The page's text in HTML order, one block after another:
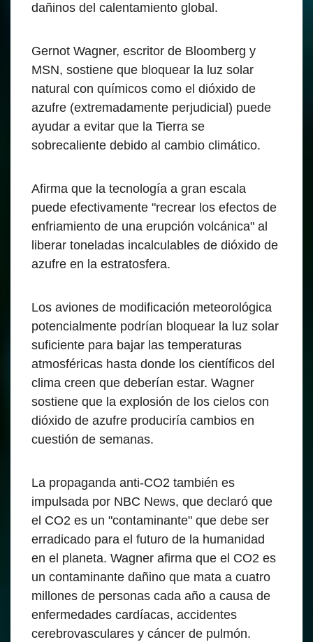
dañinos del calentamiento global.
Gernot Wagner, escritor de Bloomberg y
MSN, sostiene que bloquear la luz solar
natural con químicos como el dióxido de
azufre (extremadamente perjudicial) puede
ayudar a evitar que la Tierra se
sobrecaliente debido al cambio climático.
Afirma que la tecnología a gran escala
puede efectivamente "recrear los efectos de
enfriamiento de una erupción volcánica" al
liberar toneladas incalculables de dióxido de
azufre en la estratosfera.
Los aviones de modificación meteorológica
potencialmente podrían bloquear la luz solar
suficiente para bajar las temperaturas
atmosféricas hasta donde los científicos del
clima creen que deberían estar. Wagner
sostiene que la explosión de los cielos con
dióxido de azufre produciría cambios en
cuestión de semanas.
La propaganda anti-CO2 también es
impulsada por NBC News, que declaró que
el CO2 es un "contaminante" que debe ser
erradicado para el futuro de la humanidad
en el planeta. Wagner afirma que el CO2 es
un contaminante dañino que mata a cuatro
millones de personas cada año a causa de
enfermedades cardíacas, accidentes
cerebrovasculares y cáncer de pulmón.